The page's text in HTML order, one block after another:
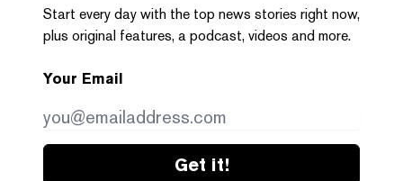
Start every day with the top news stories right now,
plus original features, a podcast, videos and more.
Your Email
Get it!